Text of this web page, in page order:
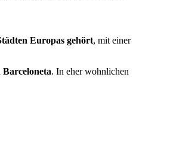
Europas gehört, mit einer
. In eher wohnlichen